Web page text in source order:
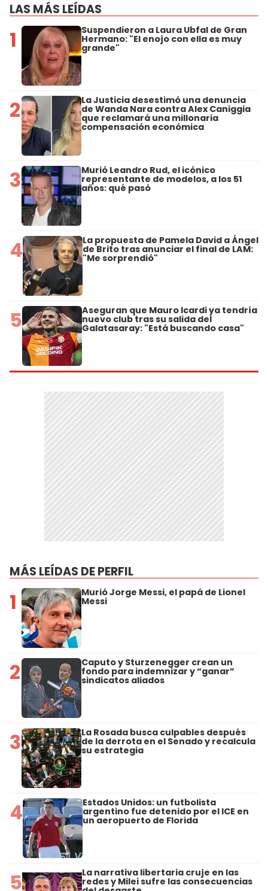
LAS MÁS LEÍDAS
1 Suspendieron a Laura Ubfal de Gran
Hermano: "El enojo con ella es muy
grande"
2 La Justicia desestimó una denuncia
de Wanda Nara contra Alex Caniggia
que reclamará una millonaria
compensación económica
3 Murió Leandro Rud, el icónico
representante de modelos, a los 51
años: qué pasó
4 La propuesta de Pamela David a Ángel
de Brito tras anunciar el final de LAM:
"Me sorprendió"
5 Aseguran que Mauro Icardi ya tendría
nuevo club tras su salida del
Galatasaray: "Está buscando casa"
MÁS LEÍDAS DE PERFIL
1 Murió Jorge Messi, el papá de Lionel
Messi
2 Caputo y Sturzenegger crean un
fondo para indemnizar y “ganar”
sindicatos aliados
3 La Rosada busca culpables después
de la derrota en el Senado y recalcula
su estrategia
4 Estados Unidos: un futbolista
argentino fue detenido por el ICE en
un aeropuerto de Florida
5 La narrativa libertaria cruje en las
redes y Milei sufre las consecuencias